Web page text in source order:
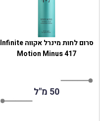
סרום לחות מינרל אקווה Infinite
Motion Minus 417
50 מ"ל